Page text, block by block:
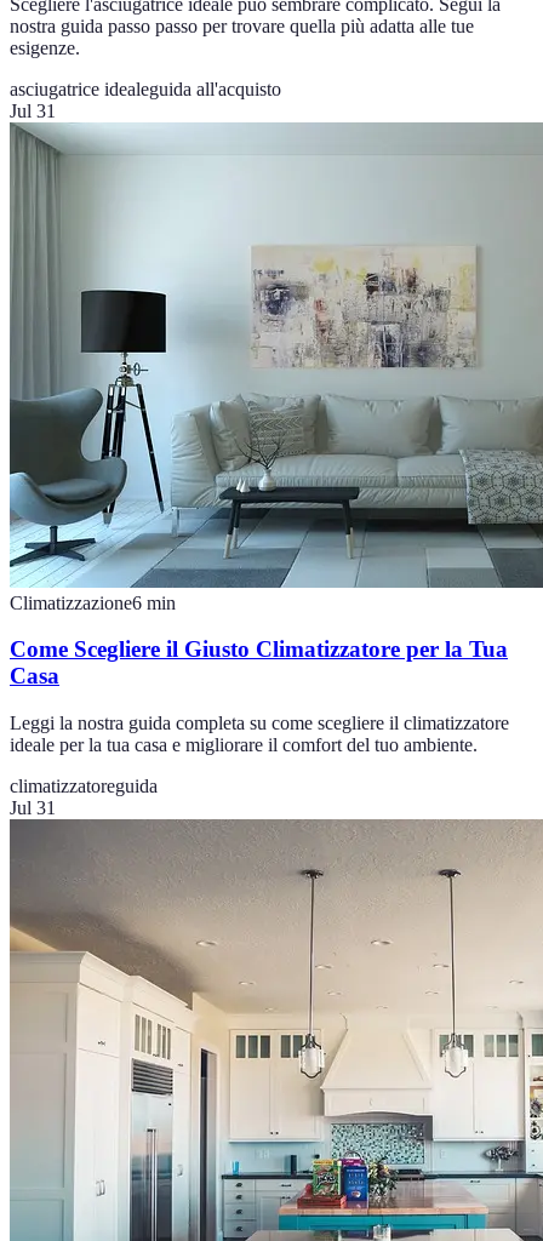
nostra guida passo passo per trovare quella più adatta alle tue
esigenze.
asciugatrice idealeguida all'acquisto
Jul 31
Climatizzazione6 min
Come Scegliere il Giusto Climatizzatore per la Tua
Casa
Leggi la nostra guida completa su come scegliere il climatizzatore
ideale per la tua casa e migliorare il comfort del tuo ambiente.
climatizzatoreguida
Jul 31